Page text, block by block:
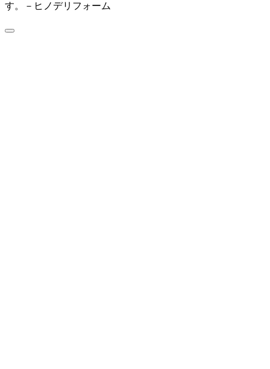
す。－ヒノデリフォーム